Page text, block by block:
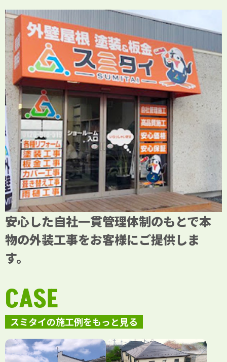
安心した自社一貫管理体制のもとで本
物の外装工事をお客様にご提供しま
す。
スミタイの施工例をもっと見る
CASE